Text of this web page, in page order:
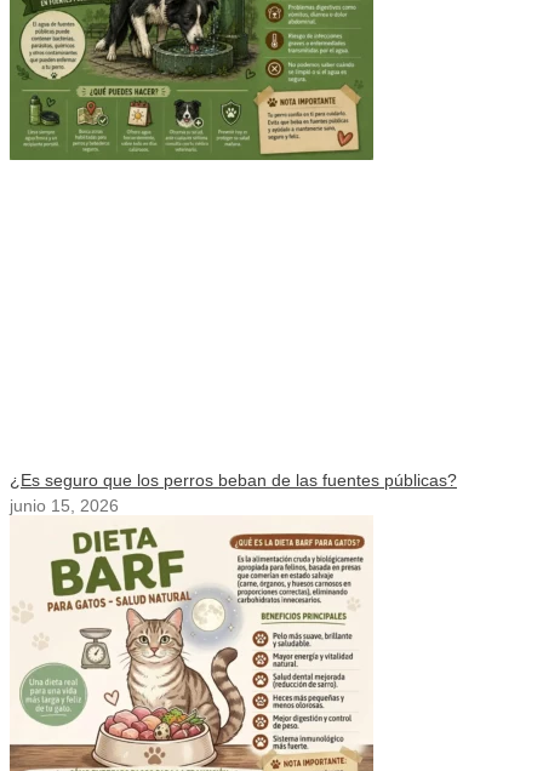
¿Es seguro que los perros beban de las fuentes públicas?
junio 15, 2026